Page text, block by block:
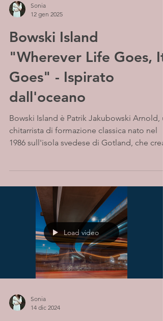
Sonia
12 gen 2025
Bowski Island
"Wherever Life Goes, It
Goes" - Ispirato
dall'oceano
Bowski Island è Patrik Jakubowski Arnold, un
chitarrista di formazione classica nato nel
1986 sull'isola svedese di Gotland, che
Load video
Sonia
14 dic 2024